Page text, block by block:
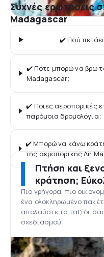
Συχνές ερωτήσεις
Madagascar
✔️ Πού
✔️ Πότε μπορώ να βρω
Madagascar;
✔️ Ποιες αεροπορικές
παρόμοια δρομολόγια;
✔️ Μπορώ να κάνω
της αεροπορικής Air
Πτήση και
κράτηση;
Πιο γρήγορα, πιο
ένα ολοκληρωμένο
απολαύστε το ταξίδι
σχεδιασμού.